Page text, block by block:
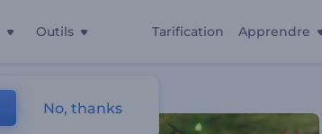
Outils Tarification Apprendre
No, thanks